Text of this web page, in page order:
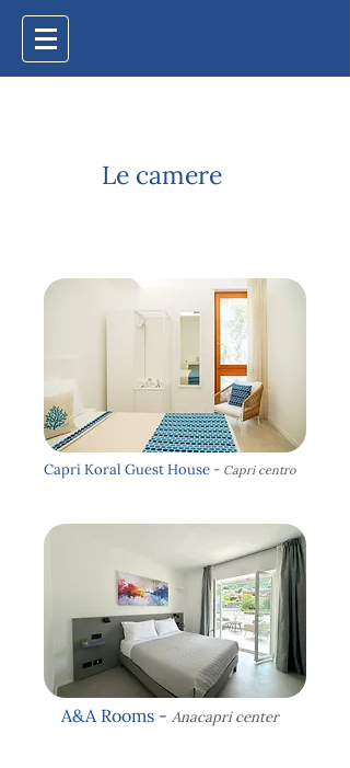
Le camere
Capri Koral Guest House - Capri centro
A&A Rooms - Anacapri center